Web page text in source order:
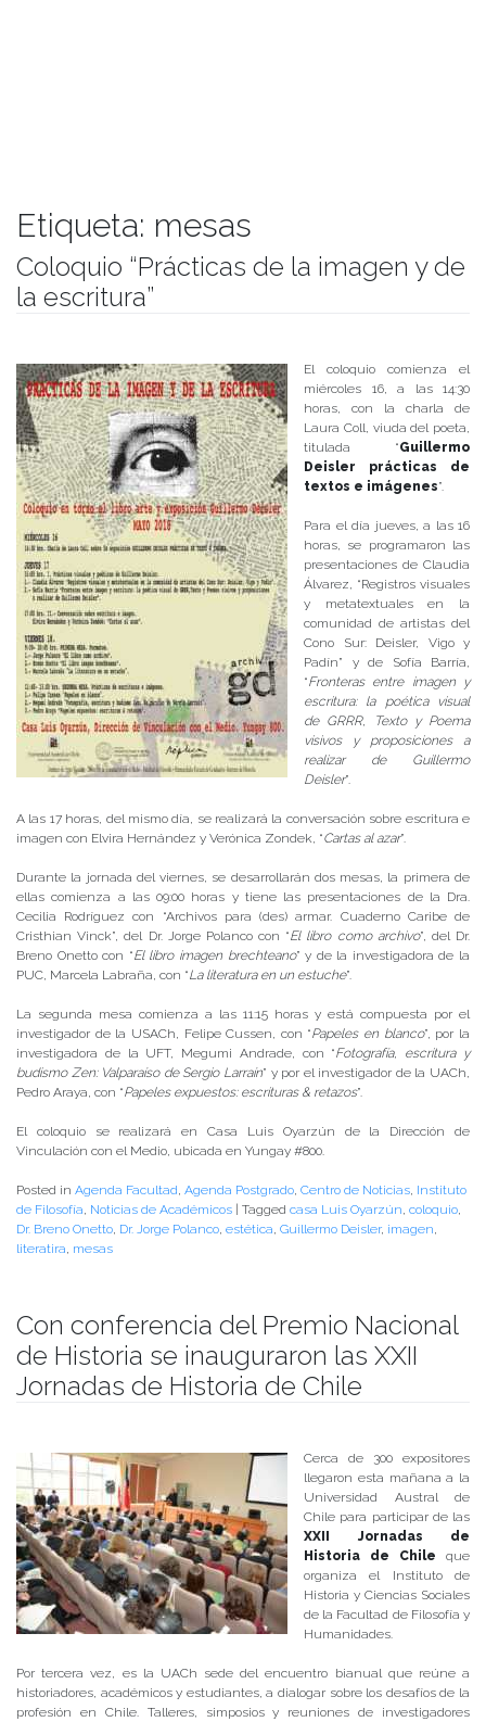
Etiqueta: mesas
Coloquio “Prácticas de la imagen y de
la escritura”
El coloquio comienza el
miércoles 16, a las 14:30
horas, con la charla de
Laura Coll, viuda del poeta,
titulada “Guillermo
Deisler prácticas de
textos e imágenes”.
Para el día jueves, a las 16
horas, se programaron las
presentaciones de Claudia
Álvarez, “Registros visuales
y metatextuales en la
comunidad de artistas del
Cono Sur: Deisler, Vigo y
Padín” y de Sofía Barría,
“Fronteras entre imagen y
escritura: la poética visual
de GRRR, Texto y Poema
visivos y proposiciones a
realizar de Guillermo
Deisler”.
A las 17 horas, del mismo día, se realizará la conversación sobre escritura e
imagen con Elvira Hernández y Verónica Zondek, “Cartas al azar”.
Durante la jornada del viernes, se desarrollarán dos mesas, la primera de
ellas comienza a las 09:00 horas y tiene las presentaciones de la Dra.
Cecilia Rodríguez con “Archivos para (des) armar. Cuaderno Caribe de
Cristhian Vinck”, del Dr. Jorge Polanco con “El libro como archivo”, del Dr.
Breno Onetto con “El libro imagen brechteano” y de la investigadora de la
PUC, Marcela Labraña, con “La literatura en un estuche”.
La segunda mesa comienza a las 11:15 horas y está compuesta por el
investigador de la USACh, Felipe Cussen, con “Papeles en blanco”, por la
investigadora de la UFT, Megumi Andrade, con “Fotografía, escritura y
budismo Zen: Valparaíso de Sergio Larraín” y por el investigador de la UACh,
Pedro Araya, con “Papeles expuestos: escrituras & retazos”.
El coloquio se realizará en Casa Luis Oyarzún de la Dirección de
Vinculación con el Medio, ubicada en Yungay #800.
Posted in Agenda Facultad, Agenda Postgrado, Centro de Noticias, Instituto
de Filosofía, Noticias de Académicos | Tagged casa Luis Oyarzún, coloquio,
Dr. Breno Onetto, Dr. Jorge Polanco, estética, Guillermo Deisler, imagen,
literatira, mesas
Con conferencia del Premio Nacional
de Historia se inauguraron las XXII
Jornadas de Historia de Chile
Cerca de 300 expositores
llegaron esta mañana a la
Universidad Austral de
Chile para participar de las
XXII Jornadas de
Historia de Chile que
organiza el Instituto de
Historia y Ciencias Sociales
de la Facultad de Filosofía y
Humanidades.
Por tercera vez, es la UACh sede del encuentro bianual que reúne a
historiadores, académicos y estudiantes, a dialogar sobre los desafíos de la
profesión en Chile. Talleres, simposios y reuniones de investigadores